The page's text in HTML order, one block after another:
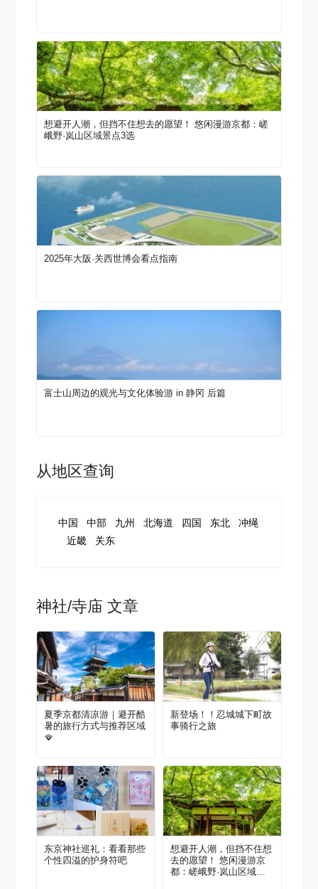
想避开人潮，但挡不住想去的愿望！ 悠闲漫游京都：嵯
峨野·岚山区域景点3选
2025年大阪·关西世博会看点指南
富士山周边的观光与文化体验游 in 静冈 后篇
从地区查询
中国 中部 九州 北海道 四国 东北
冲绳
近畿
关东
神社/寺庙 文章
夏季京都清凉游｜避开酷
暑的旅行方式与推荐区域
🪭
新登场！！忍城城下町故
事骑行之旅
东京神社巡礼：看看那些
个性四溢的护身符吧
想避开人潮，但挡不住想
去的愿望！ 悠闲漫游京
都：嵯峨野·岚山区域景